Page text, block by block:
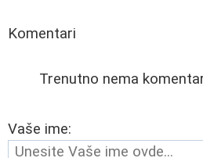
Komentari
Trenutno nema
Vaše ime: